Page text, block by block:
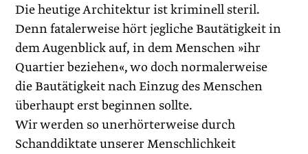
Die heutige Architektur ist kriminell steril.
Denn fatalerweise hört jegliche Bautätigkeit in
dem Augenblick auf, in dem Menschen »ihr
Quartier beziehen«, wo doch normalerweise
die Bautätigkeit nach Einzug des Menschen
überhaupt erst beginnen sollte.
Wir werden so unerhörterweise durch
Schanddiktate unserer Menschlichkeit